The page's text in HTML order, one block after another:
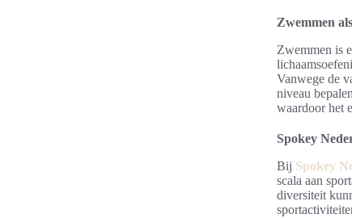
Zwemmen
Zwemmen is
Vanwege de
niveau
waardoor het
Spokey
Bij Spokey
scala aan
diversiteit